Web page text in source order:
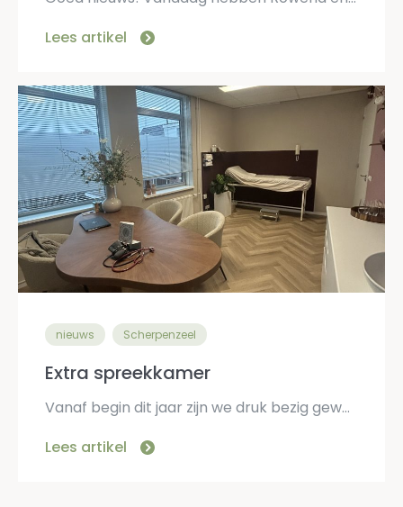
Lees artikel
nieuws Scherpenzeel
Extra spreekkamer
Vanaf begin dit jaar zijn we druk bezig geweest om de nieuwe spreekkamer in te richten. Dit geeft ons extra ruimte om de spreekuren in te plannen. Het kan dus […]
Lees artikel